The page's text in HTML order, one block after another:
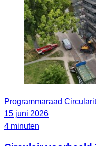
Programmaraad
15 juni 2026
4 minuten